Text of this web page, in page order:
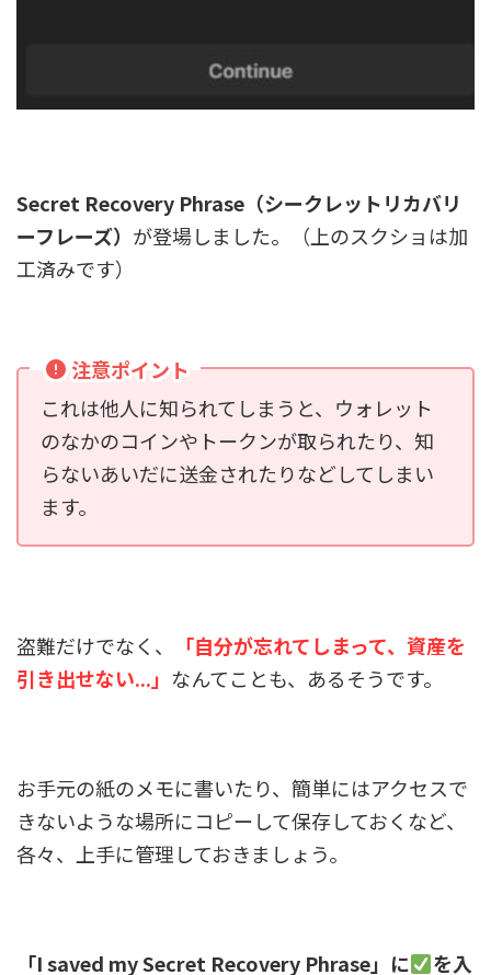
Secret Recovery Phrase（シークレットリカバリ
ーフレーズ） が登場しました。（上のスクショは加
工済みです）
注意ポイント
これは他人に知られてしまうと、ウォレット
のなかのコインやトークンが取られたり、知
らないあいだに送金されたりなどしてしまい
ます。
盗難だけでなく、
「自分が忘れてしまって、資産を
引き出せない...」 なんてことも、あるそうです。
お手元の紙のメモに書いたり、簡単にはアクセスで
きないような場所にコピーして保存しておくなど、
各々、上手に管理しておきましょう。
「I saved my Secret Recovery Phrase」に を入